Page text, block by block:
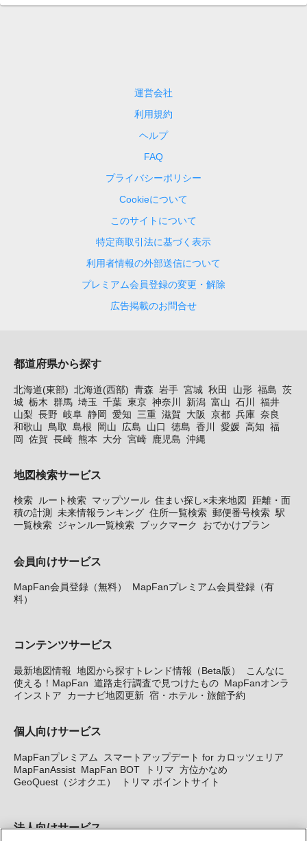
運営会社
利用規約
ヘルプ
FAQ
プライバシーポリシー
Cookieについて
このサイトについて
特定商取引法に基づく表示
利用者情報の外部送信について
プレミアム会員登録の変更・解除
広告掲載のお問合せ
都道府県から探す
北海道(東部) 北海道(西部) 青森 岩手 宮城 秋田 山形 福島 茨
城 栃木 群馬 埼玉 千葉 東京 神奈川 新潟 富山 石川
福井
山梨 長野 岐阜 静岡 愛知 三重 滋賀 大阪 京都 兵庫 奈良
和歌山
鳥取 島根 岡山 広島 山口 徳島 香川 愛媛 高知 福
岡 佐賀 長崎 熊本 大分 宮崎 鹿児島 沖縄
地図検索サービス
検索 ルート検索 マップツール 住まい探し×未来地図
距離・面
積の計測
未来情報ランキング 住所一覧検索 郵便番号検索 駅
一覧検索 ジャンル一覧検索 ブックマーク おでかけプラン
会員向けサービス
MapFan会員登録（無料）
MapFanプレミアム会員登録（有
料）
コンテンツサービス
最新地図情報 地図から探すトレンド情報（Beta版）
こんなに
使える！MapFan 道路走行調査で見つけたもの MapFanオンラ
インストア
カーナビ地図更新 宿・ホテル・旅館予約
個人向けサービス
MapFanプレミアム
スマートアップデート for カロッツェリア
MapFanAssist MapFan BOT トリマ 方位かなめ
GeoQuest（ジオクエ）
トリマ ポイントサイト
法人向けサービス